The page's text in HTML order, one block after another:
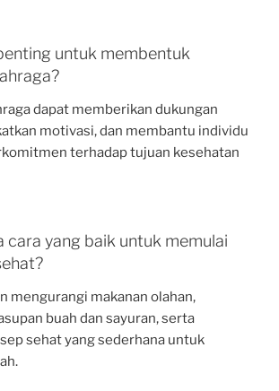
untuk membentuk
dapat memberikan dukungan
motivasi, dan membantu individu
terhadap tujuan kesehatan
cara yang baik untuk memulai
mengurangi makanan olahan,
buah dan sayuran, serta
sehat yang sederhana untuk